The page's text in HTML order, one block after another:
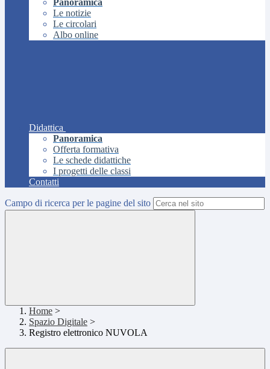
Panoramica
Le notizie
Le circolari
Albo online
Didattica
Panoramica
Offerta formativa
Le schede didattiche
I progetti delle classi
Contatti
Campo di ricerca per le pagine del sito
Home >
Spazio Digitale >
Registro elettronico NUVOLA